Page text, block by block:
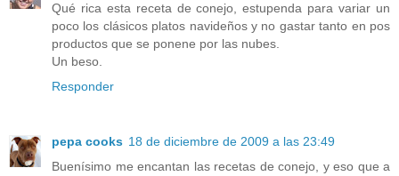
Qué rica esta receta de conejo, estupenda para variar un
poco los clásicos platos navideños y no gastar tanto en pos
productos que se ponene por las nubes.
Un beso.
Responder
pepa cooks 18 de diciembre de 2009 a las 23:49
Buenísimo me encantan las recetas de conejo, y eso que a